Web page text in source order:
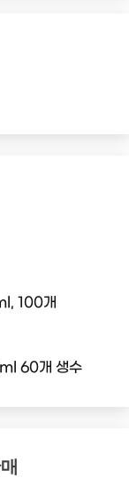
100개
60개 생수